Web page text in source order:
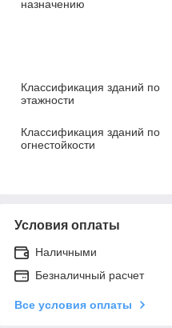
назначению
Классификация зданий по
этажности
Классификация зданий по
огнестойкости
Условия оплаты
Наличными
Безналичный расчет
Все условия оплаты